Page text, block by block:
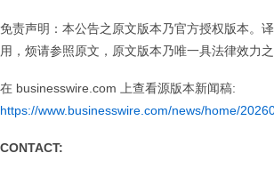
免责声明：本公告之原文版本乃官方授权版本。
用，烦请参照原文，原文版本乃唯一具法律效力之
在 businesswire.com 上查看源版本新闻稿:
https://www.businesswire.com/news/home/
CONTACT: